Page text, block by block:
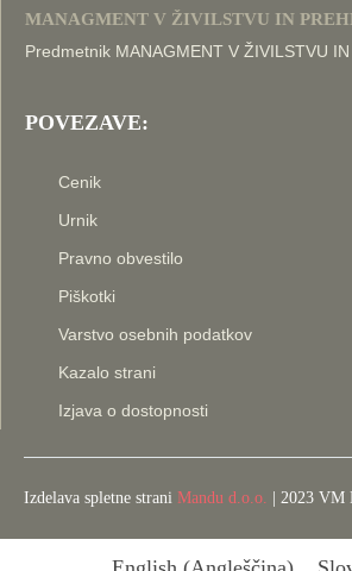
MANAGMENT V ŽIVILSTVU IN
Predmetnik MANAGMENT V ŽIVILSTVU
POVEZAVE:
Cenik
Urnik
Pravno obvestilo
Piškotki
Varstvo osebnih podatkov
Kazalo strani
Izjava o dostopnosti
Izdelava spletne strani Mandu d.o.o. | 2023 VM